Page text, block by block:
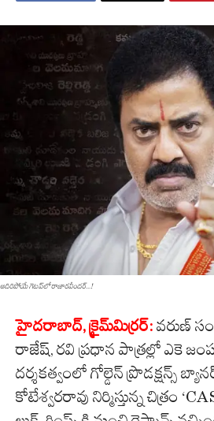
అదిరిపోయే గెట‌ప్‌లో రాజార‌వీంద‌ర్...!
హైద‌రాబాద్‌, క్రైమ్‌మిర్ర‌ర్‌: వరుణ్
రాజేష్, రవి ప్రధాన పాత్రల్లో ఎకె
దర్శకత్వంలో గోల్డెన్ ప్రొడక్షన్స్
కోటేశ్వరరావు నిర్మిస్తున్న చిత్రం